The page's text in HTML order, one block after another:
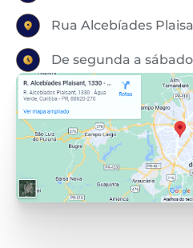
Rua Alcebíades
De segunda a sábado